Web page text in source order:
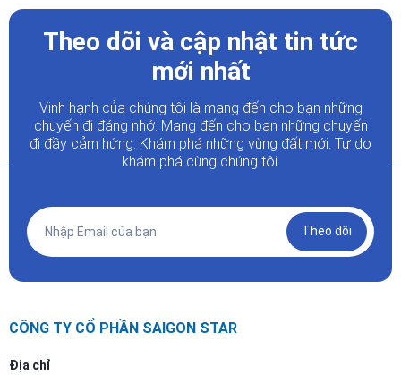
Theo dõi và cập nhật tin tức
mới nhất
Vinh hạnh của chúng tôi là mang đến cho bạn những
chuyến đi đáng nhớ. Mang đến cho bạn những chuyến
đi đầy cảm hứng. Khám phá những vùng đất mới. Tự do
khám phá cùng chúng tôi.
Theo dõi
CÔNG TY CỔ PHẦN SAIGON STAR
Địa chỉ